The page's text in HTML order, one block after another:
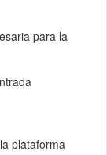
para la
plataforma